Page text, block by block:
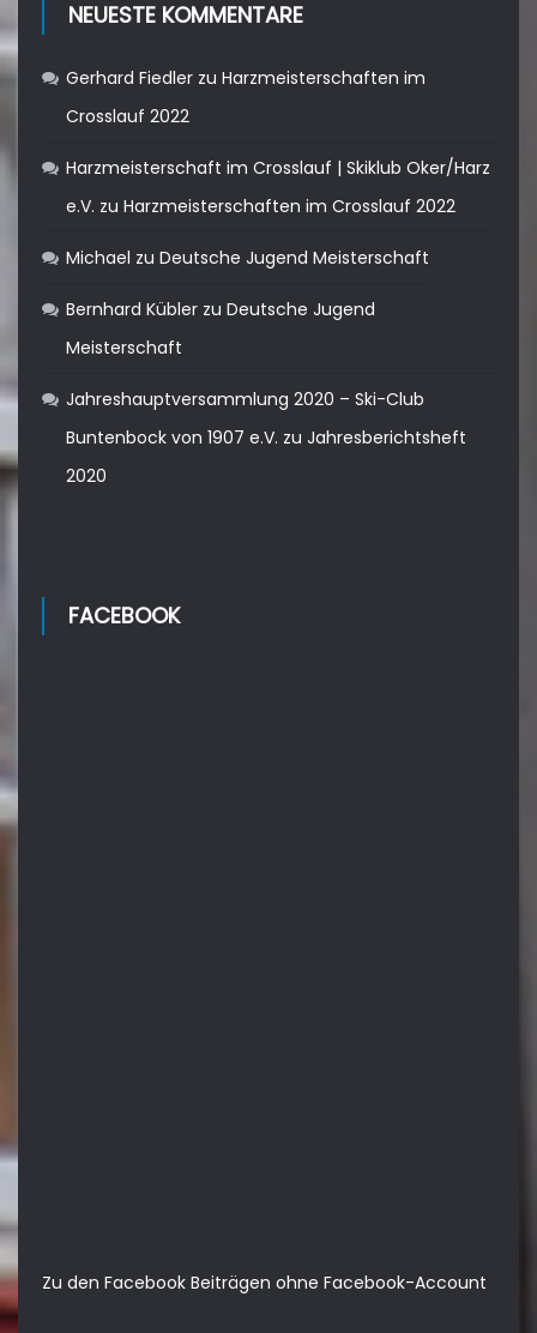
NEUESTE KOMMENTARE
Gerhard Fiedler zuHarzmeisterschaften im
Crosslauf 2022
Harzmeisterschaft im Crosslauf | Skiklub Oker/Harz
e.V. zuHarzmeisterschaften im Crosslauf 2022
Michael zuDeutsche Jugend Meisterschaft
Bernhard Kübler zuDeutsche Jugend
Meisterschaft
Jahreshauptversammlung 2020 – Ski-Club
Buntenbock von 1907 e.V. zuJahresberichtsheft
2020
FACEBOOK
Zu den Facebook Beiträgen ohne Facebook-Account